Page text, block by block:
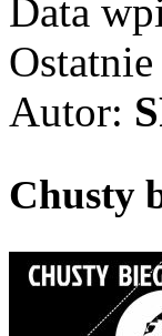
Data
Autor:
Chusty